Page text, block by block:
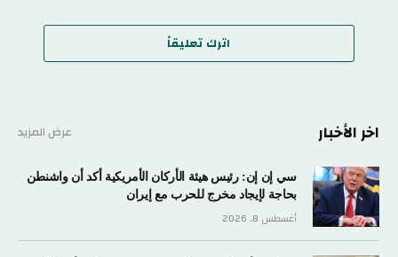
اترك تعليقاً
اخر الأخبار عرض المزيد
سي إن إن: رئيس هيئة الأركان الأمريكية أكد أن واشنطن
بحاجة لإيجاد مخرج للحرب مع إيران
أغسطس 8, 2026